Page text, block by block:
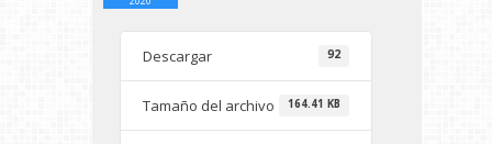
Descargar 92
Tamaño del archivo 164.41 KB